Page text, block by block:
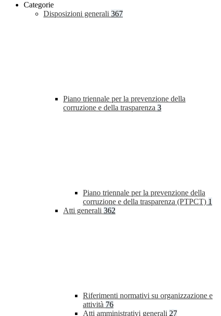
Categorie
Disposizioni generali 367
Piano triennale per la prevenzione della
corruzione e della trasparenza 3
Piano triennale per la prevenzione della
corruzione e della trasparenza (PTPCT) 1
Atti generali 362
Riferimenti normativi su organizzazione e
attività 76
Atti amministrativi generali 27